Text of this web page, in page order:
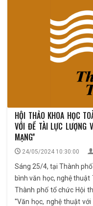
HỘI THẢO KHOA HỌC
VỚI ĐỀ TÀI LỰC LƯỢNG
MẠNG''
24/05/2024 10:30:00
Sáng 25/4, tại Thành phố
bình văn học, nghệ
Thành phố tổ chức Hội
''Văn học, nghệ thuật